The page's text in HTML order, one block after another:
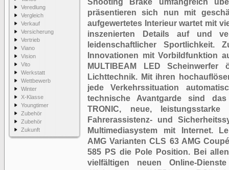
Veredlung
Vergleich
Verkauf
Versicherung
Vertrieb
Viano
Vision
Vito
Werkstatt
Wettbewerb
Winter
X-Klasse
Youngtimer
Zubehör
Zubehör
Zukunft
Shooting Brake umfangreich
präsentieren sich nun mit
aufgewertetes Interieur wartet mit
inszenierten Details auf und
leidenschaftlicher Sportlichkeit.
Innovationen mit Vorbildfunktion
MULTIBEAM LED
Lichttechnik. Mit ihren
jede Verkehrssituation
technische Avantgarde sind das
TRONIC, neue,
Fahrerassistenz- und
Multimediasystem mit Internet.
AMG Varianten CLS 63 AMG
585 PS die Pole Position. Bei
vielfältigen neuen Online-